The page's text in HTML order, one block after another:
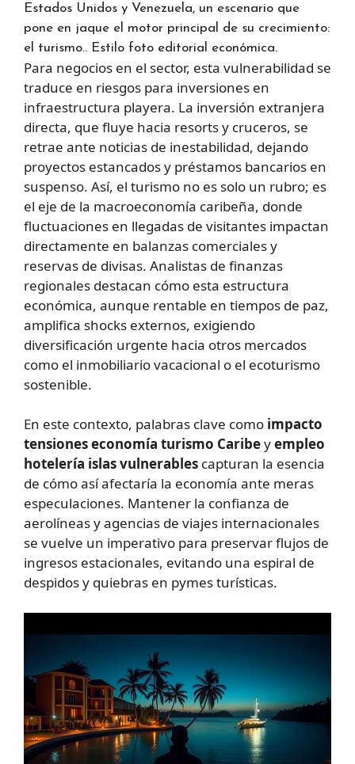
Estados Unidos y Venezuela, un escenario que
pone en jaque el motor principal de su crecimiento:
el turismo.. Estilo foto editorial económica.
Para negocios en el sector, esta vulnerabilidad se
traduce en riesgos para inversiones en
infraestructura playera. La inversión extranjera
directa, que fluye hacia resorts y cruceros, se
retrae ante noticias de inestabilidad, dejando
proyectos estancados y préstamos bancarios en
suspenso. Así, el turismo no es solo un rubro; es
el eje de la macroeconomía caribeña, donde
fluctuaciones en llegadas de visitantes impactan
directamente en balanzas comerciales y
reservas de divisas. Analistas de finanzas
regionales destacan cómo esta estructura
económica, aunque rentable en tiempos de paz,
amplifica shocks externos, exigiendo
diversificación urgente hacia otros mercados
como el inmobiliario vacacional o el ecoturismo
sostenible.
En este contexto, palabras clave como impacto
tensiones economía turismo Caribeyempleo
hotelería islas vulnerables capturan la esencia
de cómo así afectaría la economía ante meras
especulaciones. Mantener la confianza de
aerolíneas y agencias de viajes internacionales
se vuelve un imperativo para preservar flujos de
ingresos estacionales, evitando una espiral de
despidos y quiebras en pymes turísticas.